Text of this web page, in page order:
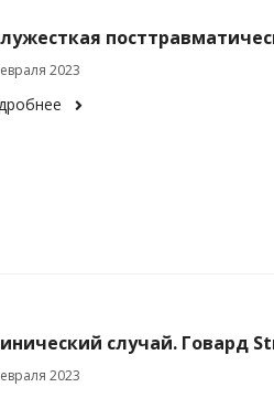
2023
случай. Говард
2023